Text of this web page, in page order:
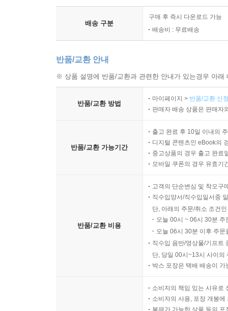
전개 과정에서 사건의 확대
전환점과 이야기 방향의 변화
10장 서사의 통합 구조
사건 인물 시간의 결합 구조
장면과 사건의 전체 배열
배송 구분
구매 후 즉시 다운로드 가능
배송비 : 무료배송
반품/교환 안내
※ 상품 설명에 반품/교환과 관련한 안내가 있는경우 아
반품/교환 방법
마이페이지 > 반품/교환 신
판매자 배송 상품은 판매자
반품/교환 가능기간
출고 완료 후 10일 이내의
디지털 콘텐츠인 eBook의
중고상품의 경우 출고 완료
모바일 쿠폰의 경우 유효기
반품/교환 비용
고객의 단순변심 및 착오구
직수입양서/직수입일서중
단, 아래의 주문/취소 조건
오늘 00시 ~ 06시 30분
오늘 06시 30분 이후 주
직수입 음반/영상물/기프트
단, 당일 00시~13시 사이의
박스 포장은 택배 배송이
소비자의 책임 있는 사유로
소비자의 사용, 포장 개봉
복제가 가능한 상품 등의